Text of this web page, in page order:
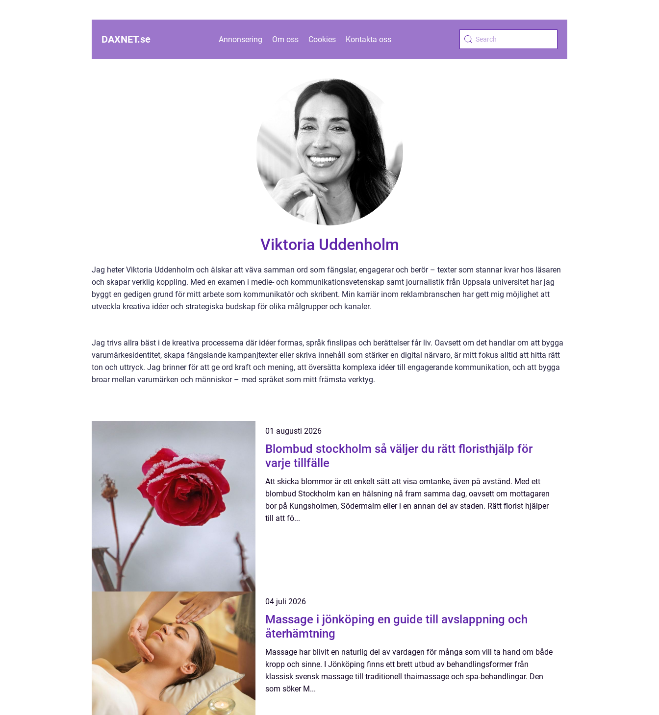
DAXNET.se Annonsering Om oss Cookies Kontakta oss
Viktoria Uddenholm
Jag heter Viktoria Uddenholm och älskar att väva samman ord som fängslar, engagerar och berör – texter som stannar kvar hos läsaren
och skapar verklig koppling. Med en examen i medie- och kommunikationsvetenskap samt journalistik från Uppsala universitet har jag
byggt en gedigen grund för mitt arbete som kommunikatör och skribent. Min karriär inom reklambranschen har gett mig möjlighet att
utveckla kreativa idéer och strategiska budskap för olika målgrupper och kanaler.
Jag trivs allra bäst i de kreativa processerna där idéer formas, språk finslipas och berättelser får liv. Oavsett om det handlar om att bygga
varumärkesidentitet, skapa fängslande kampanjtexter eller skriva innehåll som stärker en digital närvaro, är mitt fokus alltid att hitta rätt
ton och uttryck. Jag brinner för att ge ord kraft och mening, att översätta komplexa idéer till engagerande kommunikation, och att bygga
broar mellan varumärken och människor – med språket som mitt främsta verktyg.
01 augusti 2026
Blombud stockholm så väljer du rätt floristhjälp för
varje tillfälle
Att skicka blommor är ett enkelt sätt att visa omtanke, även på avstånd. Med ett
blombud Stockholm kan en hälsning nå fram samma dag, oavsett om mottagaren
bor på Kungsholmen, Södermalm eller i en annan del av staden. Rätt florist hjälper
till att fö...
04 juli 2026
Massage i jönköping en guide till avslappning och
återhämtning
Massage har blivit en naturlig del av vardagen för många som vill ta hand om både
kropp och sinne. I Jönköping finns ett brett utbud av behandlingsformer från
klassisk svensk massage till traditionell thaimassage och spa-behandlingar. Den
som söker M...